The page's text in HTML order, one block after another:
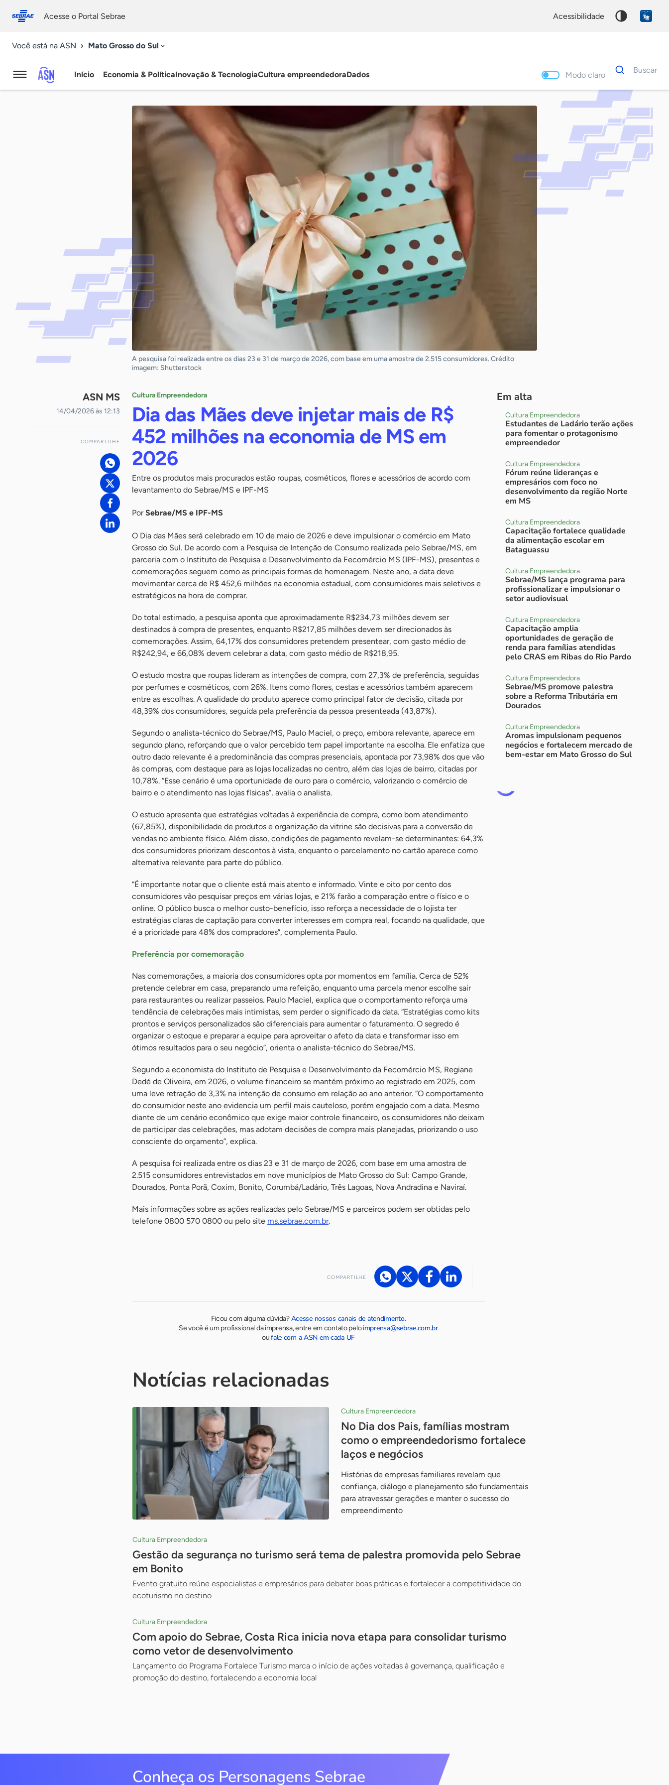
conosco
Acesse o Portal Sebrae acessibilidade
Você está na ASN Mato Grosso do Sul
Agência
Início Economia & PolíticaInovação & TecnologiaCultura empreendedoraDados Modo claro
Dados
para
Buscar
Palavra
chave
A pesquisa foi realizada entre os dias 23 e 31 de março de 2026, com base em uma amostra de 2.515 consumidores. Crédito
imagem: Shutterstock
ASN MS
14/04/2026 às 12:13
COMPARTILHE
Cultura Empreendedora
Dia das Mães deve injetar mais de R$
452 milhões na economia de MS em
2026
Entre os produtos mais procurados estão roupas, cosméticos, flores e acessórios de acordo com
levantamento do Sebrae/MS e IPF-MS
PorSebrae/MS e IPF-MS
O Dia das Mães será celebrado em 10 de maio de 2026 e deve impulsionar o comércio em Mato
Grosso do Sul. De acordo com a Pesquisa de Intenção de Consumo realizada pelo Sebrae/MS, em
parceria com o Instituto de Pesquisa e Desenvolvimento da Fecomércio MS (IPF-MS), presentes e
comemorações seguem como as principais formas de homenagem. Neste ano, a data deve
movimentar cerca de R$ 452,6 milhões na economia estadual, com consumidores mais seletivos e
estratégicos na hora de comprar.
Do total estimado, a pesquisa aponta que aproximadamente R$234,73 milhões devem ser
destinados à compra de presentes, enquanto R$217,85 milhões devem ser direcionados às
comemorações. Assim, 64,17% dos consumidores pretendem presentear, com gasto médio de
R$242,94, e 66,08% devem celebrar a data, com gasto médio de R$218,95.
O estudo mostra que roupas lideram as intenções de compra, com 27,3% de preferência, seguidas
por perfumes e cosméticos, com 26%. Itens como flores, cestas e acessórios também aparecem
entre as escolhas. A qualidade do produto aparece como principal fator de decisão, citada por
48,39% dos consumidores, seguida pela preferência da pessoa presenteada (43,87%).
Segundo o analista-técnico do Sebrae/MS, Paulo Maciel, o preço, embora relevante, aparece em
segundo plano, reforçando que o valor percebido tem papel importante na escolha. Ele enfatiza que
outro dado relevante é a predominância das compras presenciais, apontada por 73,98% dos que vão
às compras, com destaque para as lojas localizadas no centro, além das lojas de bairro, citadas por
10,78%. “Esse cenário é uma oportunidade de ouro para o comércio, valorizando o comércio de
bairro e o atendimento nas lojas físicas”, avalia o analista.
O estudo apresenta que estratégias voltadas à experiência de compra, como bom atendimento
(67,85%), disponibilidade de produtos e organização da vitrine são decisivas para a conversão de
vendas no ambiente físico. Além disso, condições de pagamento revelam-se determinantes: 64,3%
dos consumidores priorizam descontos à vista, enquanto o parcelamento no cartão aparece como
alternativa relevante para parte do público.
“É importante notar que o cliente está mais atento e informado. Vinte e oito por cento dos
consumidores vão pesquisar preços em várias lojas, e 21% farão a comparação entre o físico e o
online. O público busca o melhor custo-benefício, isso reforça a necessidade de o lojista ter
estratégias claras de captação para converter interesses em compra real, focando na qualidade, que
é a prioridade para 48% dos compradores”, complementa Paulo.
Preferência por comemoração
Nas comemorações, a maioria dos consumidores opta por momentos em família. Cerca de 52%
pretende celebrar em casa, preparando uma refeição, enquanto uma parcela menor escolhe sair
para restaurantes ou realizar passeios. Paulo Maciel, explica que o comportamento reforça uma
tendência de celebrações mais intimistas, sem perder o significado da data. “Estratégias como kits
prontos e serviços personalizados são diferenciais para aumentar o faturamento. O segredo é
organizar o estoque e preparar a equipe para aproveitar o afeto da data e transformar isso em
ótimos resultados para o seu negócio”, orienta o analista-técnico do Sebrae/MS.
Segundo a economista do Instituto de Pesquisa e Desenvolvimento da Fecomércio MS, Regiane
Dedé de Oliveira, em 2026, o volume financeiro se mantém próximo ao registrado em 2025, com
uma leve retração de 3,3% na intenção de consumo em relação ao ano anterior. “O comportamento
do consumidor neste ano evidencia um perfil mais cauteloso, porém engajado com a data. Mesmo
diante de um cenário econômico que exige maior controle financeiro, os consumidores não deixam
de participar das celebrações, mas adotam decisões de compra mais planejadas, priorizando o uso
consciente do orçamento”, explica.
A pesquisa foi realizada entre os dias 23 e 31 de março de 2026, com base em uma amostra de
2.515 consumidores entrevistados em nove municípios de Mato Grosso do Sul: Campo Grande,
Dourados, Ponta Porã, Coxim, Bonito, Corumbá/Ladário, Três Lagoas, Nova Andradina e Naviraí.
Mais informações sobre as ações realizadas pelo Sebrae/MS e parceiros podem ser obtidas pelo
telefone 0800 570 0800 ou pelo site ms.sebrae.com.br.
COMPARTILHE
Ficou com alguma dúvida?Acesse nossos canais de atendimento.
Se você é um profissional da imprensa, entre em contato peloimprensa@sebrae.com.br
oufale com a ASN em cada UF
Em alta
Cultura Empreendedora
Estudantes de Ladário terão ações
para fomentar o protagonismo
empreendedor
Cultura Empreendedora
Fórum reúne lideranças e
empresários com foco no
desenvolvimento da região Norte
em MS
Cultura Empreendedora
Capacitação fortalece qualidade
da alimentação escolar em
Bataguassu
Cultura Empreendedora
Sebrae/MS lança programa para
profissionalizar e impulsionar o
setor audiovisual
Cultura Empreendedora
Capacitação amplia
oportunidades de geração de
renda para famílias atendidas
pelo CRAS em Ribas do Rio Pardo
Cultura Empreendedora
Sebrae/MS promove palestra
sobre a Reforma Tributária em
Dourados
Cultura Empreendedora
Aromas impulsionam pequenos
negócios e fortalecem mercado de
bem-estar em Mato Grosso do Sul
Notícias relacionadas
Cultura Empreendedora
No Dia dos Pais, famílias mostram
como o empreendedorismo fortalece
laços e negócios
Histórias de empresas familiares revelam que
confiança, diálogo e planejamento são fundamentais
para atravessar gerações e manter o sucesso do
empreendimento
Cultura Empreendedora
Gestão da segurança no turismo será tema de palestra promovida pelo Sebrae
em Bonito
Evento gratuito reúne especialistas e empresários para debater boas práticas e fortalecer a competitividade do
ecoturismo no destino
Cultura Empreendedora
Com apoio do Sebrae, Costa Rica inicia nova etapa para consolidar turismo
como vetor de desenvolvimento
Lançamento do Programa Fortalece Turismo marca o início de ações voltadas à governança, qualificação e
promoção do destino, fortalecendo a economia local
Conheça os Personagens Sebrae